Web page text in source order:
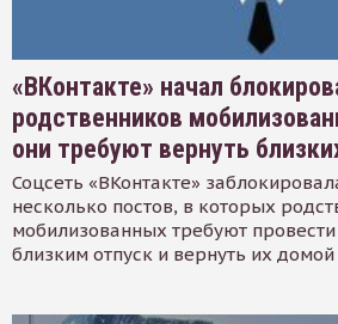
«ВКонтакте» начал
родственников
они требуют вернуть
Соцсеть «ВКонтакте»
несколько постов, в которых
мобилизованных требуют
близким отпуск и вернуть их домой